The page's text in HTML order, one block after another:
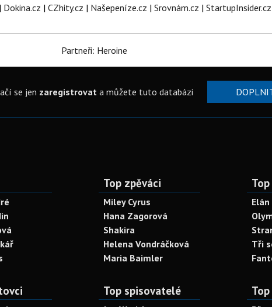
| Dokina.cz | CZhity.cz | Našepeníze.cz | Srovnám.cz | StartupInsider.cz
Partneři: Heroine
se jen zaregistrovata můžete tuto databázi
Top zpěváci
Miley Cyrus
Hana Zagorová
Shakira
Helena Vondráčková
Maria Baimler
Elán
Tři
Top spisovatelé